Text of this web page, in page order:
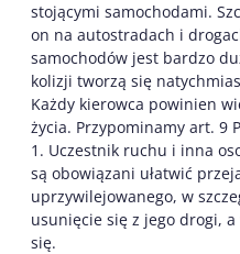
stojącymi samochodami.
on na autostradach i
samochodów jest bardzo
kolizji tworzą się
Każdy kierowca powinien
życia. Przypominamy art. 9
1. Uczestnik ruchu i inna
są obowiązani ułatwić
uprzywilejowanego, w
usunięcie się z jego drogi,
się.